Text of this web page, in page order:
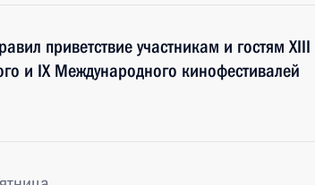
приветствие участникам и гостям XIII
и IX Международного кинофестивалей